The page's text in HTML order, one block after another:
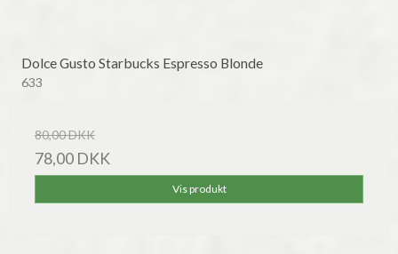
Dolce Gusto Starbucks Espresso Blonde
633
80,00 DKK
78,00 DKK
Vis produkt